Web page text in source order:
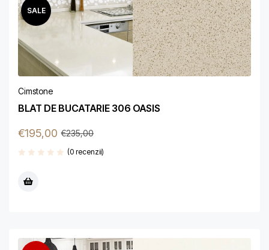
SALE
Cimstone
BLAT DE BUCATARIE 306 OASIS
€235,00
€195,00
(0 recenzii)